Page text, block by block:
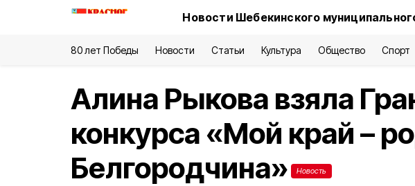
Новости Шебекинского
80 лет Победы Новости Статьи Культура Общество Спорт
Алина Рыкова взяла
конкурса «Мой край –
Белгородчина»
Новость